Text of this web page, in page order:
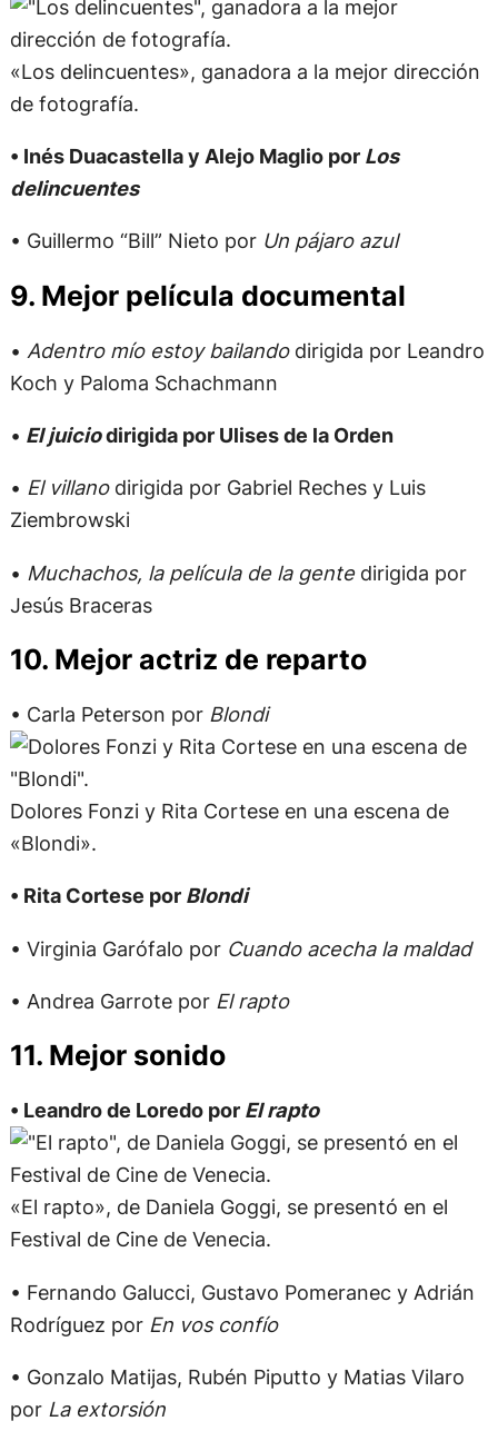
«Los delincuentes», ganadora a la mejor dirección
de fotografía.
• Inés Duacastella y Alejo Maglio por Los
delincuentes
• Guillermo “Bill” Nieto por Un pájaro azul
9. Mejor película documental
• Adentro mío estoy bailando dirigida por Leandro
Koch y Paloma Schachmann
• El juiciodirigida por Ulises de la Orden
• El villanodirigida por Gabriel Reches y Luis
Ziembrowski
• Muchachos, la película de la gentedirigida por
Jesús Braceras
10. Mejor actriz de reparto
• Carla Peterson porBlondi
Dolores Fonzi y Rita Cortese en una escena de
«Blondi».
• Rita Cortese por Blondi
• Virginia Garófalo por Cuando acecha la maldad
• Andrea Garrote por El rapto
11. Mejor sonido
• Leandro de Loredo porEl rapto
«El rapto», de Daniela Goggi, se presentó en el
Festival de Cine de Venecia.
• Fernando Galucci, Gustavo Pomeranec y Adrián
Rodríguez por En vos confío
• Gonzalo Matijas, Rubén Piputto y Matias Vilaro
por La extorsión